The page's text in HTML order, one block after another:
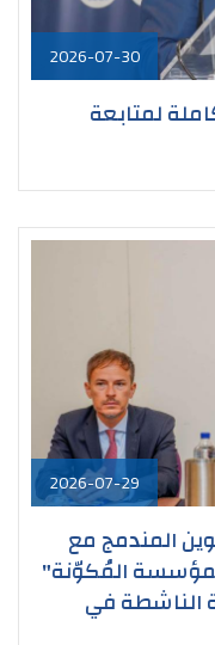
2026-07-30
لمتابعة
2026-07-29
المندمج مع
المُكوّنة"
الناشطة في